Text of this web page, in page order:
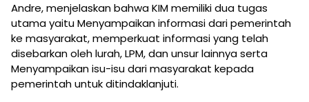
Andre, menjelaskan bahwa KIM memiliki dua tugas
utama yaitu Menyampaikan informasi dari pemerintah
ke masyarakat, memperkuat informasi yang telah
disebarkan oleh lurah, LPM, dan unsur lainnya serta
Menyampaikan isu-isu dari masyarakat kepada
pemerintah untuk ditindaklanjuti.